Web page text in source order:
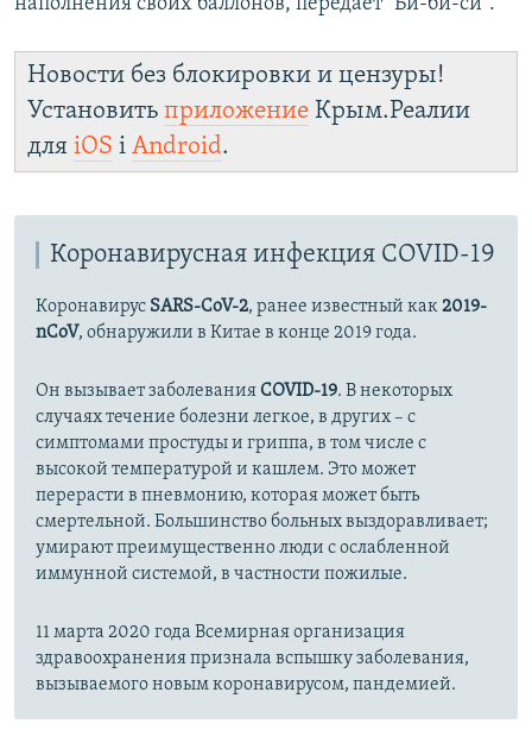
Новости без блокировки и цензуры!
Установить приложение Крым.Реалии
для iOS і Android.
Коронавирусная инфекция COVID-19
Коронавирус SARS-CoV-2, ранее известный как2019-
nCoV, обнаружили в Китае в конце 2019 года.
Он вызывает заболеванияCOVID-19. В некоторых
случаях течение болезни легкое, в других – с
симптомами простуды и гриппа, в том числе с
высокой температурой и кашлем. Это может
перерасти в пневмонию, которая может быть
смертельной. Большинство больных выздоравливает;
умирают преимущественно люди с ослабленной
иммунной системой, в частности пожилые.
11 марта 2020 года Всемирная организация
здравоохранения признала вспышку заболевания,
вызываемого новым коронавирусом, пандемией.